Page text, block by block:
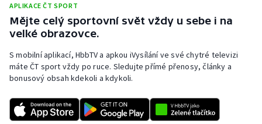
Short track
Sportovní střelba
APLIKACE ČT SPORT
Mějte celý sportovní svět vždy u sebe i na
velké obrazovce.
S mobilní aplikací, HbbTV a apkou iVysílání ve své chytré televizi
máte ČT sport vždy po ruce. Sledujte přímé přenosy, články a
bonusový obsah kdekoli a kdykoli.